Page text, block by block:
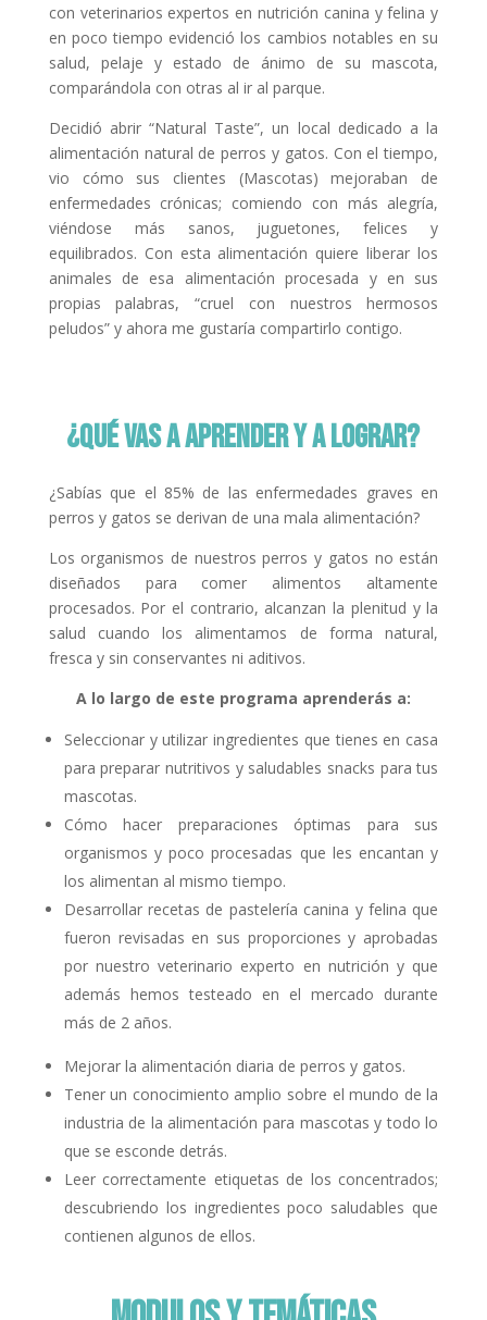
con veterinarios expertos en nutrición canina y felina y
en poco tiempo evidenció los cambios notables en su
salud, pelaje y estado de ánimo de su mascota,
comparándola con otras al ir al parque.
Decidió abrir “Natural Taste”, un local dedicado a la
alimentación natural de perros y gatos. Con el tiempo,
vio cómo sus clientes (Mascotas) mejoraban de
enfermedades crónicas; comiendo con más alegría,
viéndose más sanos, juguetones, felices y
equilibrados. Con esta alimentación quiere liberar los
animales de esa alimentación procesada y en sus
propias palabras, “cruel con nuestros hermosos
peludos” y ahora me gustaría compartirlo contigo.
¿Qué vas a aprender y a lograr?
¿Sabías que el 85% de las enfermedades graves en
perros y gatos se derivan de una mala alimentación?
Los organismos de nuestros perros y gatos no están
diseñados para comer alimentos altamente
procesados. Por el contrario, alcanzan la plenitud y la
salud cuando los alimentamos de forma natural,
fresca y sin conservantes ni aditivos.
A lo largo de este programa aprenderás a:
Seleccionar y utilizar ingredientes que tienes en casa
para preparar nutritivos y saludables snacks para tus
mascotas.
Cómo hacer preparaciones óptimas para sus
organismos y poco procesadas que les encantan y
los alimentan al mismo tiempo.
Desarrollar recetas de pastelería canina y felina que
fueron revisadas en sus proporciones y aprobadas
por nuestro veterinario experto en nutrición y que
además hemos testeado en el mercado durante
más de 2 años.
Mejorar la alimentación diaria de perros y gatos.
Tener un conocimiento amplio sobre el mundo de la
industria de la alimentación para mascotas y todo lo
que se esconde detrás.
Leer correctamente etiquetas de los concentrados;
descubriendo los ingredientes poco saludables que
contienen algunos de ellos.